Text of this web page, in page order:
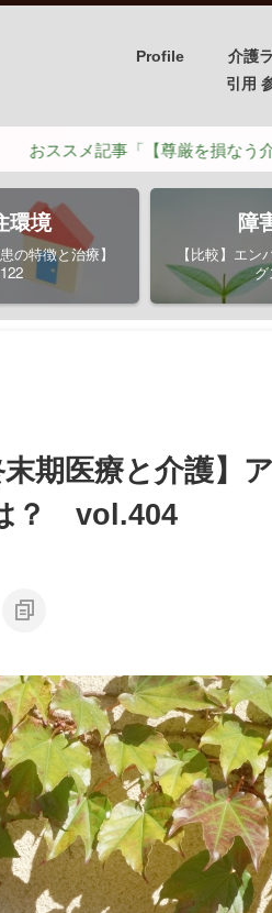
Profile 介護
引用
事「【尊厳を損なう介護と守るた
環境
の特徴と治療】
障
【比較】エ
グ
期医療と介護】
？ vol.404